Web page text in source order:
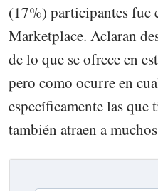
(17%) participantes fue
Marketplace. Aclaran
de lo que se ofrece en
pero como ocurre en
específicamente las
también atraen a